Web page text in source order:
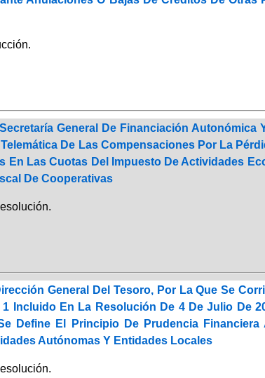
General De Financiación Autonómica
De Las Compensaciones Por La
En Las Cuotas Del Impuesto De Actividades
De Cooperativas
General Del Tesoro, Por La Que Se
Incluido En La Resolución De 4 De Julio De
Define El Principio De Prudencia
Autónomas Y Entidades Locales